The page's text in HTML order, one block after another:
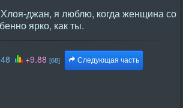
джан, я люблю, когда женщина со
ярко, как ты.
+9.88 [68] Следующая часть